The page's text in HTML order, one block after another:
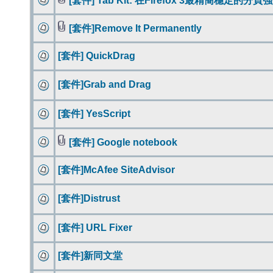
[套件]Remove It Permanently
[套件] QuickDrag
[套件]Grab and Drag
[套件] YesScript
[套件] Google notebook
[套件]McAfee SiteAdvisor
[套件]Distrust
[套件] URL Fixer
[套件]新同文堂